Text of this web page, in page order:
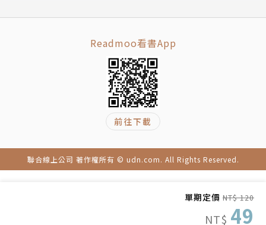
單期定價 NT$ 120
NT$ 49
Readmoo看書App
前往下載
聯合線上公司 著作權所有 © udn.com. All Rights Reserved.